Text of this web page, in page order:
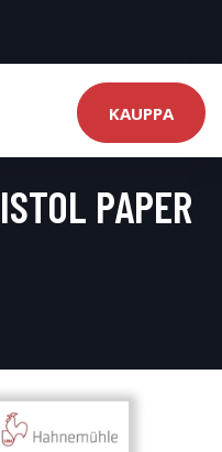
KAUPPA
PAPER